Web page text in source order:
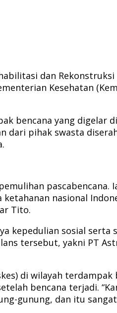
dan Rekonstruksi
Kesehatan
bencana yang digelar
dari pihak swasta
pascabencana.
nasional
Tito.
kepedulian sosial serta
tersebut, yakni PT
di wilayah terdampak
bencana terjadi.
gunung, dan itu